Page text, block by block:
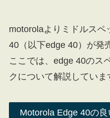
motorolaよりミドルス
40（以下edge 40）が発
ここでは、edge 40のス
クについて解説していま
Motorola Edge 40の良